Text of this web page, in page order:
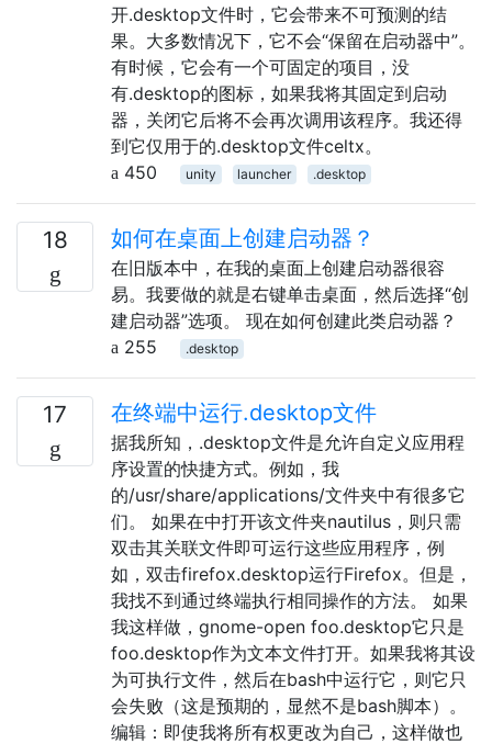
开.desktop文件时，它会带来不可预测的结
果。大多数情况下，它不会“保留在启动器中”。
有时候，它会有一个可固定的项目，没
有.desktop的图标，如果我将其固定到启动
器，关闭它后将不会再次调用该程序。我还得
到它仅用于的.desktop文件celtx。
450
unity launcher .desktop
18 如何在桌面上创建启动器？
在旧版本中，在我的桌面上创建启动器很容
易。我要做的就是右键单击桌面，然后选择“创
建启动器”选项。 现在如何创建此类启动器？
255
.desktop
17 在终端中运行.desktop文件
据我所知，.desktop文件是允许自定义应用程
序设置的快捷方式。例如，我
的/usr/share/applications/文件夹中有很多它
们。 如果在中打开该文件夹nautilus，则只需
双击其关联文件即可运行这些应用程序，例
如，双击firefox.desktop运行Firefox。但是，
我找不到通过终端执行相同操作的方法。 如果
我这样做，gnome-open foo.desktop它只是
foo.desktop作为文本文件打开。如果我将其设
为可执行文件，然后在bash中运行它，则它只
会失败（这是预期的，显然不是bash脚本）。
编辑：即使我将所有权更改为自己，这样做也